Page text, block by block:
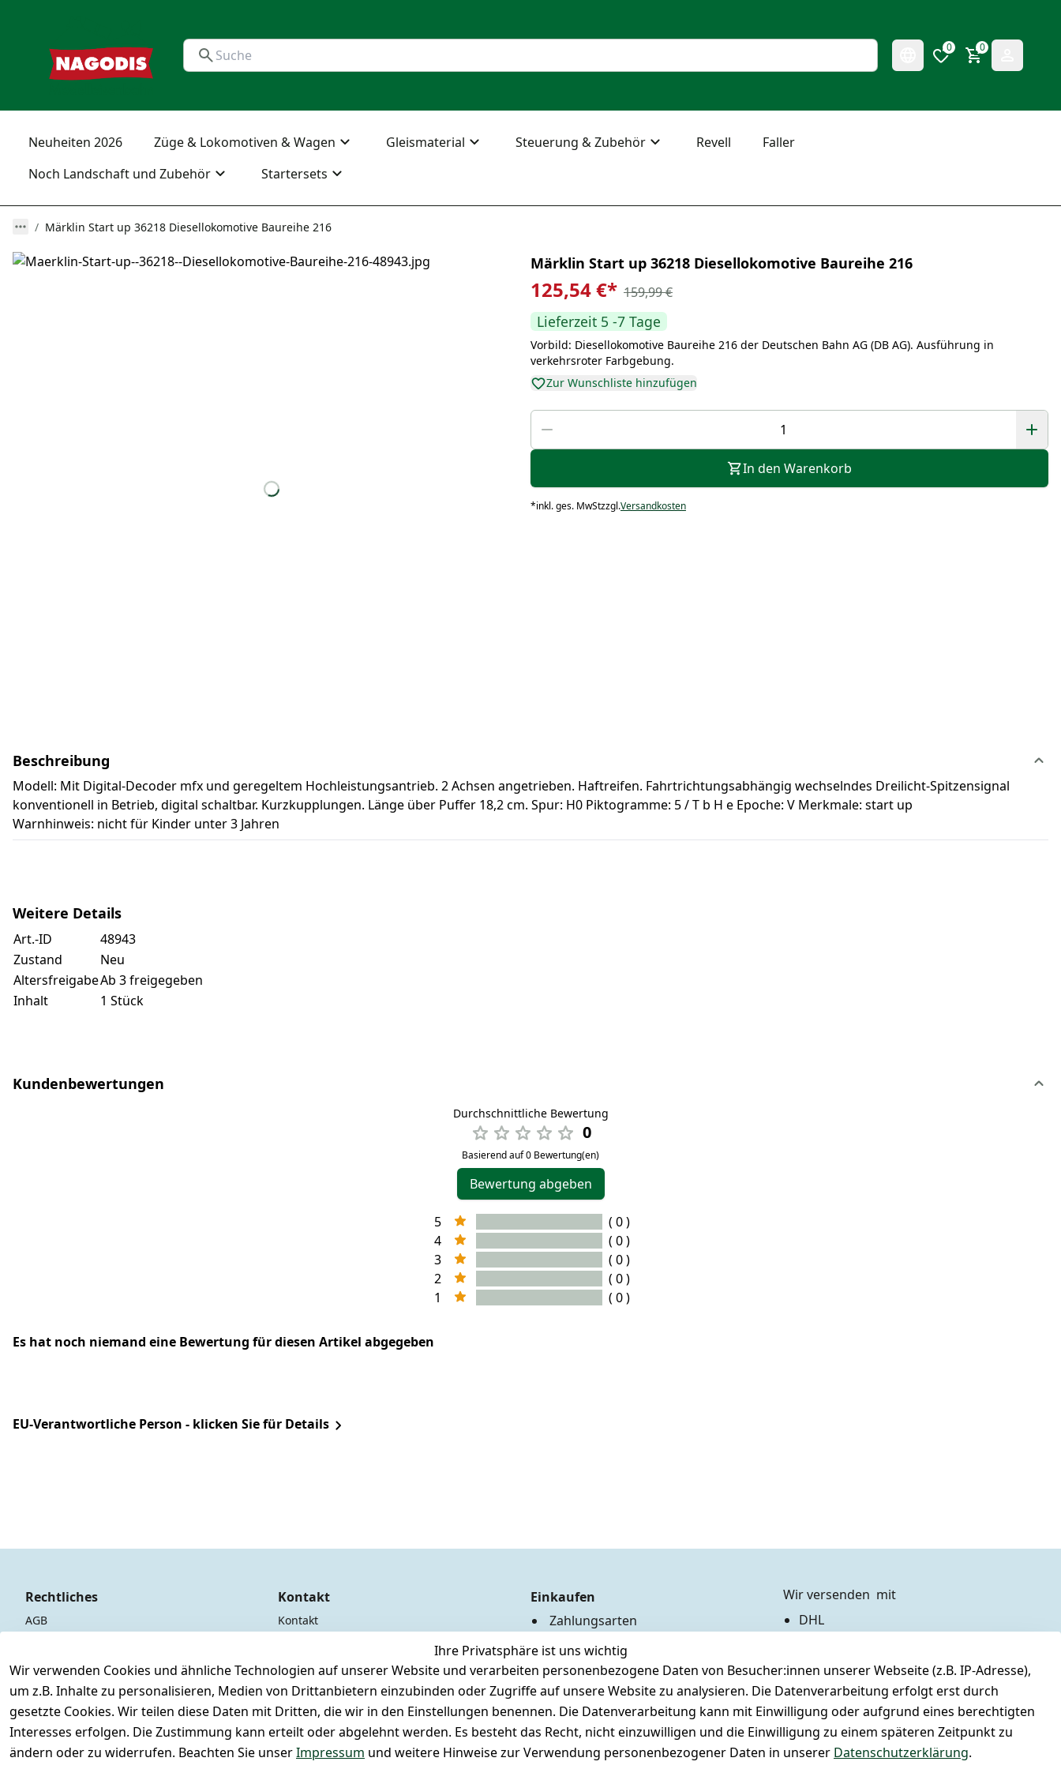
0 0
Neuheiten 2026 Züge & Lokomotiven & Wagen Gleismaterial Steuerung & Zubehör Revell
Faller
Noch Landschaft und Zubehör
Startersets
Märklin Start up 36218 Diesellokomotive Baureihe 216
Märklin Start up 36218 Diesellokomotive Baureihe 216
125,54 €* 159,99 €
Lieferzeit 5 -7 Tage
Vorbild: Diesellokomotive Baureihe 216 der Deutschen Bahn AG (DB AG). Ausführung in
verkehrsroter Farbgebung.
Zur Wunschliste hinzufügen
In den Warenkorb
*inkl. ges. MwStzzgl.Versandkosten
Beschreibung
Modell: Mit Digital-Decoder mfx und geregeltem Hochleistungsantrieb. 2 Achsen angetrieben. Haftreifen. Fahrtrichtungsabhängig wechselndes Dreilicht-Spitzensignal
konventionell in Betrieb, digital schaltbar. Kurzkupplungen. Länge über Puffer 18,2 cm. Spur: H0 Piktogramme: 5 / T b H e Epoche: V Merkmale: start up
Warnhinweis: nicht für Kinder unter 3 Jahren
Weitere Details
Art.-ID
48943
Zustand
Neu
AltersfreigabeAb 3 freigegeben
Inhalt
1 Stück
Kundenbewertungen
Durchschnittliche Bewertung
0
Basierend auf 0 Bewertung(en)
Bewertung abgeben
5
( 0 )
4
( 0 )
3
( 0 )
2
( 0 )
1
( 0 )
Es hat noch niemand eine Bewertung für diesen Artikel abgegeben
EU-Verantwortliche Person - klicken Sie für Details
Ihre Privatsphäre ist uns wichtig
Wir verwenden Cookies und ähnliche Technologien auf unserer Website und verarbeiten personenbezogene Daten von Besucher:innen unserer Webseite (z.B. IP-Adresse),
um z.B. Inhalte zu personalisieren, Medien von Drittanbietern einzubinden oder Zugriffe auf unsere Website zu analysieren. Die Datenverarbeitung erfolgt erst durch
gesetzte Cookies. Wir teilen diese Daten mit Dritten, die wir in den Einstellungen benennen. Die Datenverarbeitung kann mit Einwilligung oder aufgrund eines berechtigten
Interesses erfolgen. Die Zustimmung kann erteilt oder abgelehnt werden. Es besteht das Recht, nicht einzuwilligen und die Einwilligung zu einem späteren Zeitpunkt zu
ändern oder zu widerrufen. Beachten Sie unserImpressum und weitere Hinweise zur Verwendung personenbezogener Daten in unserer Datenschutzerklärung.
Rechtliches
AGB
Datenschutzerklärung
Widerrufsrecht
Kontakt
Kontakt
Einkaufen
Zahlungsarten
Hilfe
Batterieentsorgung
Märklin Insider Club
Unser Ladengeschäft
Newsletteranmeldung
Wir versenden  mit
DHL
Vorkasse
Barzahlung bei Abholung
PayPal / Kreditkarte